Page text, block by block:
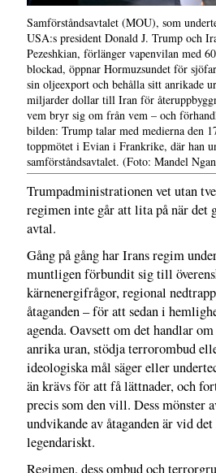
Samförståndsavtalet (MOU), som
USA:s president Donald J. Trump och
Pezeshkian, förlänger vapenvilan med
blockad, öppnar Hormuzsundet för
sin oljeexport och behålla sitt anrikade
miljarder dollar till Iran för
vem bryr sig om från vem – och
bilden: Trump talar med medierna den
toppmötet i Evian i Frankrike, där han
samförståndsavtalet. (Foto: Mandel
Trumpadministrationen vet utan
regimen inte går att lita på när det
avtal.
Gång på gång har Irans regim
muntligen förbundit sig till
kärnenergifrågor, regional
åtaganden – för att sedan i
agenda. Oavsett om det handlar
anrika uran, stödja terrorombud
ideologiska mål säger eller
än krävs för att få lättnader, och
precis som den vill. Dess mönster
undvikande av åtaganden är vid
legendariskt.
Regimen, dess ombud och